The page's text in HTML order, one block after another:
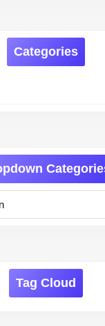
Categories
Tag Cloud